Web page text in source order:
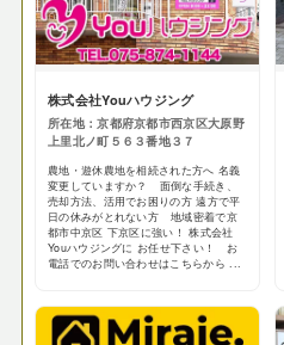
株式会社Youハウジング
所在地：京都府京都市西京区大原野
上里北ノ町５６３番地３７
農地・遊休農地を相続された方へ 名義
変更していますか？ 面倒な手続き、
売却方法、活用でお困りの方 遠方で平
日の休みがとれない方 地域密着で京
都市中京区 下京区に強い！ 株式会社
Youハウジングに お任せ下さい！ お
電話でのお問い合わせはこちらから ...